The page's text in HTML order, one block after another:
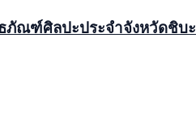
ณฑ์ศิลปะประจำจังหวัดชิบะ